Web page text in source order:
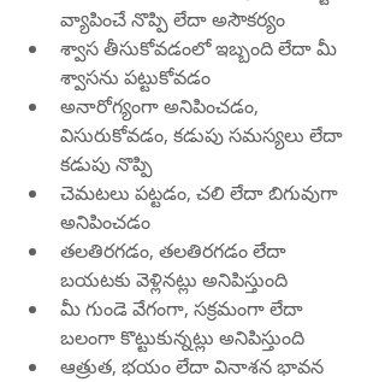
వ్యాపించే నొప్పి లేదా అసౌకర్యం
శ్వాస తీసుకోవడంలో ఇబ్బంది లేదా మీ
శ్వాసను పట్టుకోవడం
అనారోగ్యంగా అనిపించడం,
విసురుకోవడం, కడుపు సమస్యలు లేదా
కడుపు నొప్పి
చెమటలు పట్టడం, చలి లేదా బిగువుగా
అనిపించడం
తలతిరగడం, తలతిరగడం లేదా
బయటకు వెళ్లినట్లు అనిపిస్తుంది
మీ గుండె వేగంగా, సక్రమంగా లేదా
బలంగా కొట్టుకున్నట్లు అనిపిస్తుంది
ఆత్రుత, భయం లేదా వినాశన భావన